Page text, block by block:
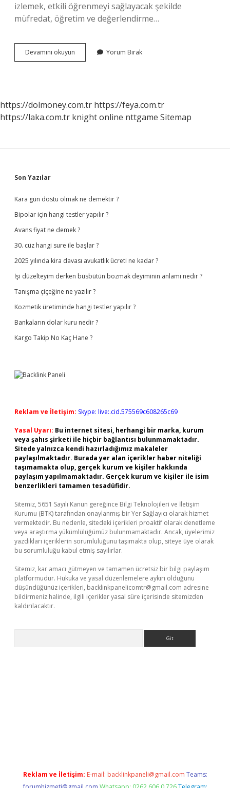
izlemek, etkili öğrenmeyi sağlayacak şekilde
müfredat, öğretim ve değerlendirme…
Devamını okuyun
Hesap
Yorum Bırak
https://dolmoney.com.tr https://feya.com.tr
https://laka.com.tr knight online nttgame Sitemap
Sidebar
Son Yazılar
Kara gün dostu olmak ne demektir ?
Bipolar için hangi testler yapılır ?
Avans fiyat ne demek ?
30. cüz hangi sure ile başlar ?
2025 yılında kira davası avukatlık ücreti ne kadar ?
İşi düzelteyim derken büsbütün bozmak deyiminin anlamı nedir ?
Tanışma çiçeğine ne yazılır ?
Kozmetik üretiminde hangi testler yapılır ?
Bankaların dolar kuru nedir ?
Kargo Takip No Kaç Hane ?
Reklam ve İletişim: Skype: live:.cid.575569c608265c69
Yasal Uyarı: Bu internet sitesi, herhangi bir marka, kurum
veya şahıs şirketi ile hiçbir bağlantısı bulunmamaktadır.
Sitede yalnızca kendi hazırladığımız makaleler
paylaşılmaktadır. Burada yer alan içerikler haber niteliği
taşımamakta olup, gerçek kurum ve kişiler hakkında
paylaşım yapılmamaktadır. Gerçek kurum ve kişiler ile isim
benzerlikleri tamamen tesadüfidir.
Sitemiz, 5651 Sayılı Kanun gereğince Bilgi Teknolojileri ve İletişim
Kurumu (BTK) tarafından onaylanmış bir Yer Sağlayıcı olarak hizmet
vermektedir. Bu nedenle, sitedeki içerikleri proaktif olarak denetleme
veya araştırma yükümlülüğümüz bulunmamaktadır. Ancak, üyelerimiz
yazdıkları içeriklerin sorumluluğunu taşımakta olup, siteye üye olarak
bu sorumluluğu kabul etmiş sayılırlar.
Sitemiz, kar amacı gütmeyen ve tamamen ücretsiz bir bilgi paylaşım
platformudur. Hukuka ve yasal düzenlemelere aykırı olduğunu
düşündüğünüz içerikleri, backlinkpanelicomtr@gmail.com adresine
bildirmeniz halinde, ilgili içerikler yasal süre içerisinde sitemizden
kaldırılacaktır.
Reklam ve İletişim: E-mail: backlinkpaneli@gmail.com Teams: